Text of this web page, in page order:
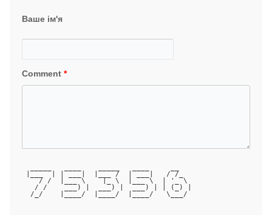
Ваше ім'я
Comment *
|___  | | ___|  |___ /  | ___|   / /_
    / /  |___ \    |_ \  |___ \  | '_ \
   / /    ___) |  ___) |  ___) | | (_) |
  /_/    |____/  |____/  |____/   \___/